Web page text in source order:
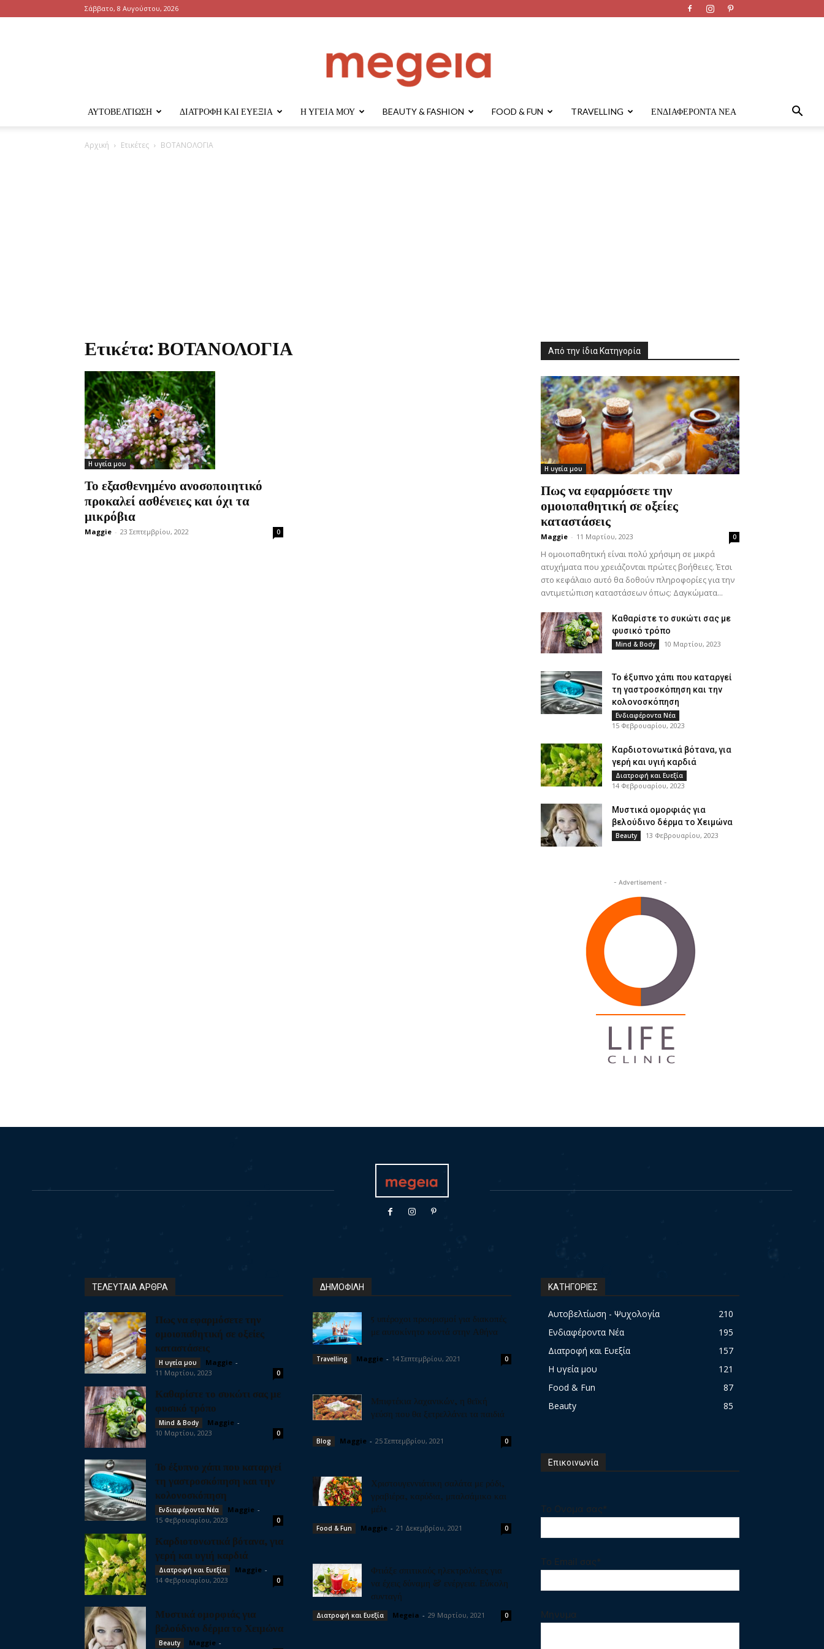
Σάββατο, 8 Αυγούστου, 2026
ΑΥΤΟΒΕΛΤΊΩΣΗ ΔΙΑΤΡΟΦΉ ΚΑΙ ΕΥΕΞΊΑ Η ΥΓΕΊΑ ΜΟΥ BEAUTY & FASHION FOOD & FUN TRAVELLING ΕΝΔΙΑΦΈΡΟΝΤΑ ΝΈΑ
Αρχική Ετικέτες ΒΟΤΑΝΟΛΟΓΙΑ
Ετικέτα: ΒΟΤΑΝΟΛΟΓΙΑ
Η υγεία μου
Το εξασθενημένο ανοσοποιητικό
προκαλεί ασθένειες και όχι τα
μικρόβια
Maggie - 23 Σεπτεμβρίου, 2022 0
Από την ίδια Κατηγορία
Η υγεία μου
Πως να εφαρμόσετε την
ομοιοπαθητική σε οξείες
καταστάσεις
Maggie - 11 Μαρτίου, 2023 0
Η ομοιοπαθητική είναι πολύ χρήσιμη σε μικρά
ατυχήματα που χρειάζονται πρώτες βοήθειες. Έτσι
στο κεφάλαιο αυτό θα δοθούν πληροφορίες για την
αντιμετώπιση καταστάσεων όπως: Δαγκώματα...
Καθαρίστε το συκώτι σας με
φυσικό τρόπο
Mind & Body 10 Μαρτίου, 2023
Το έξυπνο χάπι που καταργεί
τη γαστροσκόπηση και την
κολονοσκόπηση
Ενδιαφέροντα Νέα
15 Φεβρουαρίου, 2023
Καρδιοτονωτικά βότανα, για
γερή και υγιή καρδιά
Διατροφή και Ευεξία
14 Φεβρουαρίου, 2023
Μυστικά ομορφιάς για
βελούδινο δέρμα το Χειμώνα
Beauty 13 Φεβρουαρίου, 2023
- Advertisement -
ΤΕΛΕΥΤΑΙΑ ΑΡΘΡΑ
Πως να εφαρμόσετε την
ομοιοπαθητική σε οξείες
καταστάσεις
Η υγεία μου Maggie -
11 Μαρτίου, 2023
0
Καθαρίστε το συκώτι σας με
φυσικό τρόπο
Mind & Body Maggie -
10 Μαρτίου, 2023
0
Το έξυπνο χάπι που καταργεί
τη γαστροσκόπηση και την
κολονοσκόπηση
Ενδιαφέροντα Νέα Maggie -
15 Φεβρουαρίου, 2023
0
Καρδιοτονωτικά βότανα, για
γερή και υγιή καρδιά
Διατροφή και Ευεξία Maggie -
14 Φεβρουαρίου, 2023
0
Μυστικά ομορφιάς για
βελούδινο δέρμα το Χειμώνα
Beauty Maggie -
ΔΗΜΟΦΙΛΗ
5 υπέροχοι προορισμοί για διακοπές
με αυτοκίνητο κοντά στην Αθήνα
Travelling Maggie - 14 Σεπτεμβρίου, 2021 0
Μπιφτέκια λαχανικών, η θεϊκή
γεύση που θα ξετρελλάνει τα παιδιά
Blog Maggie - 25 Σεπτεμβρίου, 2021 0
Χριστουγεννιάτικη σαλάτα με ρόδι,
γραβιέρα, καρύδια, μπαλσάμικο και
μέλι
Food & Fun Maggie - 21 Δεκεμβρίου, 2021 0
Φτιάξε σπιτικούς ηλεκτρολύτες για
να έχεις δύναμη & ενέργεια. Εύκολη
συνταγή
Διατροφή και Ευεξία Megeia - 29 Μαρτίου, 2021 0
ΚΑΤΗΓΟΡΙΕΣ
Αυτοβελτίωση - Ψυχολογία
210
Ενδιαφέροντα Νέα
195
Διατροφή και Ευεξία
157
Η υγεία μου
121
Food & Fun
87
Beauty
85
Επικοινωνία
Το Ονομα σας*
Το Email σας*
Μηνυμα